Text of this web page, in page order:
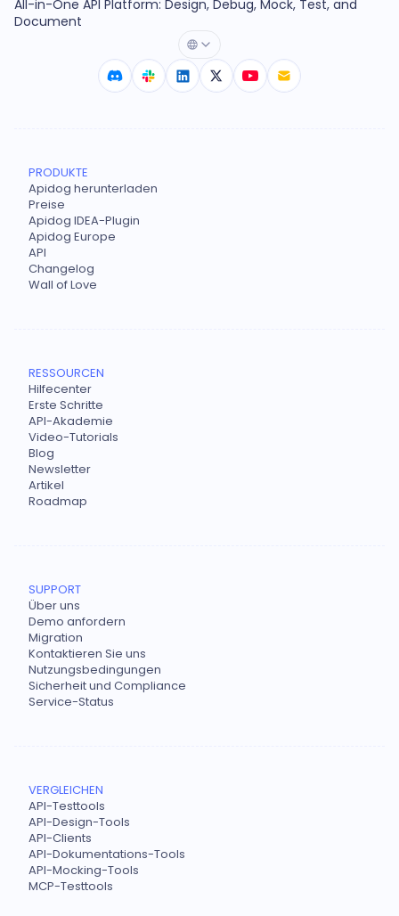
All-in-One API Platform: Design, Debug, Mock, Test, and
Document
PRODUKTE
Apidog herunterladen
Preise
Apidog IDEA-Plugin
Apidog Europe
API
Changelog
Wall of Love
RESSOURCEN
Hilfecenter
Erste Schritte
API-Akademie
Video-Tutorials
Blog
Newsletter
Artikel
Roadmap
SUPPORT
Über uns
Demo anfordern
Migration
Kontaktieren Sie uns
Nutzungsbedingungen
Sicherheit und Compliance
Service-Status
VERGLEICHEN
API-Testtools
API-Design-Tools
API-Clients
API-Dokumentations-Tools
API-Mocking-Tools
MCP-Testtools